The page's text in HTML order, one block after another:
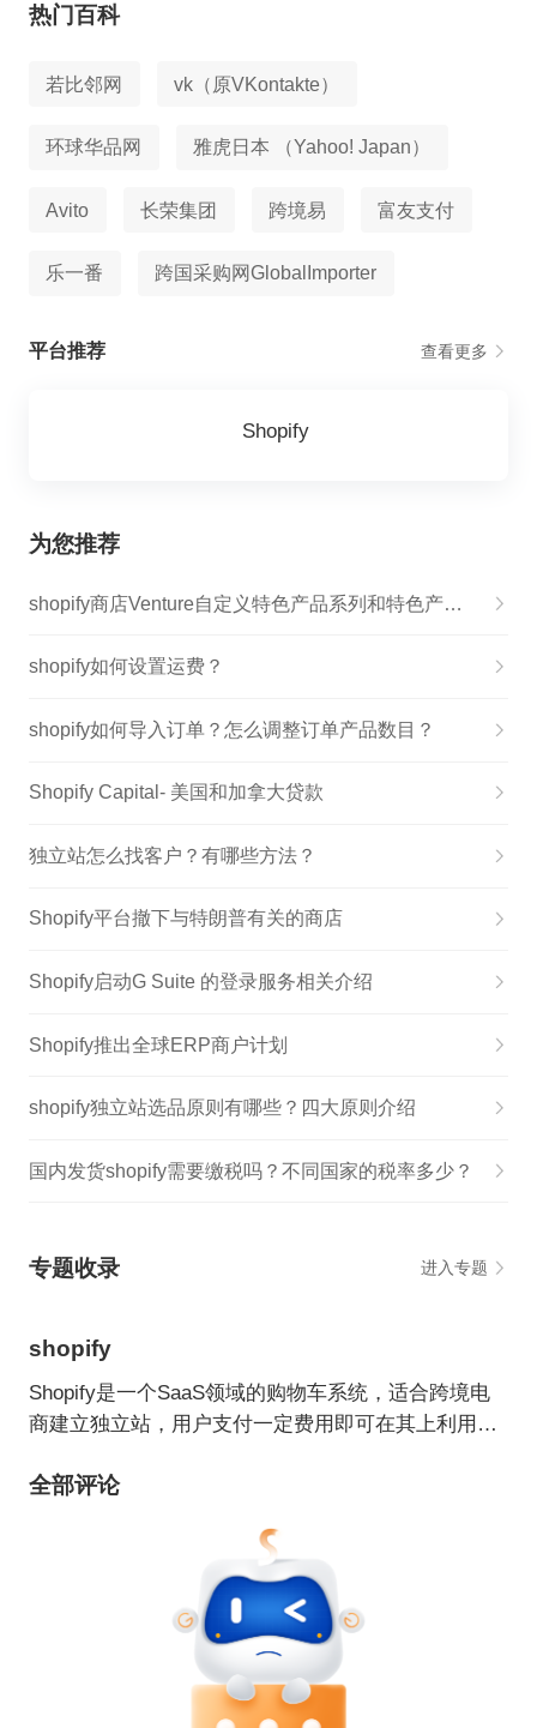
热门百科
若比邻网 vk（原VKontakte）
环球华品网 雅虎日本 （Yahoo! Japan）
Avito 长荣集团 跨境易 富友支付
乐一番 跨国采购网GlobalImporter
平台推荐 查看更多
Shopify
为您推荐
shopify商店Venture自定义特色产品系列和特色产品步骤
shopify如何设置运费？
shopify如何导入订单？怎么调整订单产品数目？
Shopify Capital- 美国和加拿大贷款
独立站怎么找客户？有哪些方法？
Shopify平台撤下与特朗普有关的商店
Shopify启动G Suite 的登录服务相关介绍
Shopify推出全球ERP商户计划
shopify独立站选品原则有哪些？四大原则介绍
国内发货shopify需要缴税吗？不同国家的税率多少？
专题收录 进入专题
shopify
Shopify是一个SaaS领域的购物车系统，适合跨境电
商建立独立站，用户支付一定费用即可在其上利用各
全部评论